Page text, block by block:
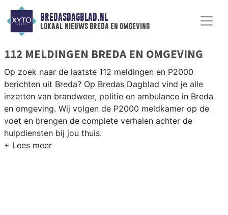
BREDASDAGBLAD.NL
lokaal nieuws breda en omgeving
112 MELDINGEN BREDA EN OMGEVING
Op zoek naar de laatste 112 meldingen en P2000
berichten uit Breda? Op Bredas Dagblad vind je alle
inzetten van brandweer, politie en ambulance in Breda
en omgeving. Wij volgen de P2000 meldkamer op de
voet en brengen de complete verhalen achter de
hulpdiensten bij jou thuis.